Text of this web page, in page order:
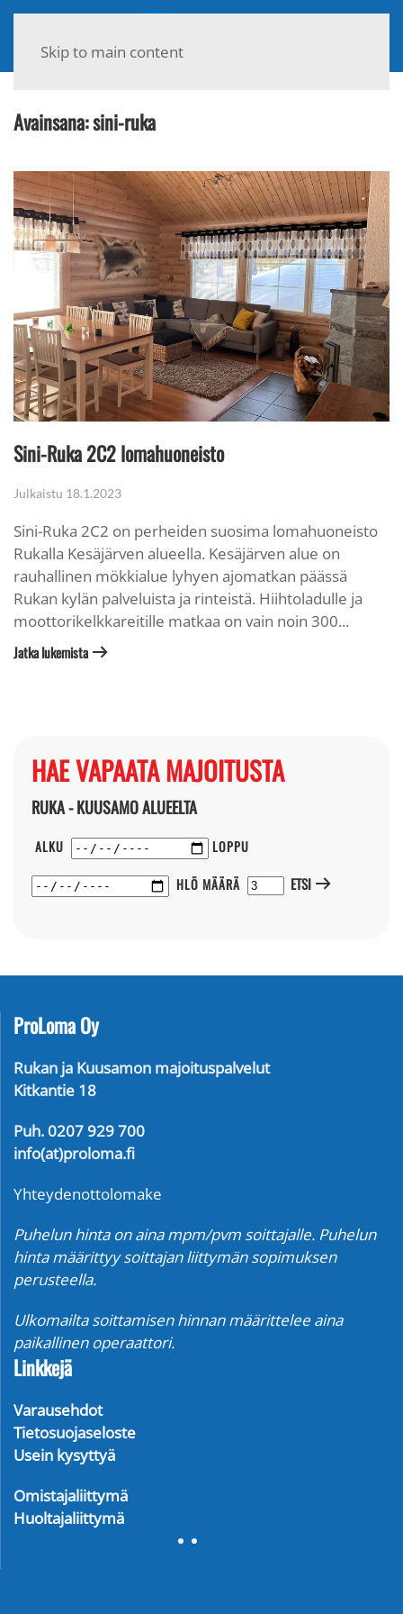
Skip to main content
Avainsana:sini-ruka
Sini-Ruka 2C2 lomahuoneisto
Julkaistu 18.1.2023
Sini-Ruka 2C2 on perheiden suosima lomahuoneisto
Rukalla Kesäjärven alueella. Kesäjärven alue on
rauhallinen mökkialue lyhyen ajomatkan päässä
Rukan kylän palveluista ja rinteistä. Hiihtoladulle ja
moottorikelkkareitille matkaa on vain noin 300...
Jatka lukemista
HAE VAPAATA MAJOITUSTA
RUKA - KUUSAMO ALUEELTA
ALKU
LOPPU
HLÖ MÄÄRÄ
ETSI
ProLoma Oy
Rukan ja Kuusamon majoituspalvelut
Kitkantie 18
Puh. 0207 929 700
info(at)proloma.fi
Yhteydenottolomake
Puhelun hinta on aina mpm/pvm soittajalle. Puhelun
hinta määrittyy soittajan liittymän sopimuksen
perusteella.
Ulkomailta soittamisen hinnan määrittelee aina
paikallinen operaattori.
Linkkejä
Varausehdot
Tietosuojaseloste
Usein kysyttyä
Omistajaliittymä
Huoltajaliittymä